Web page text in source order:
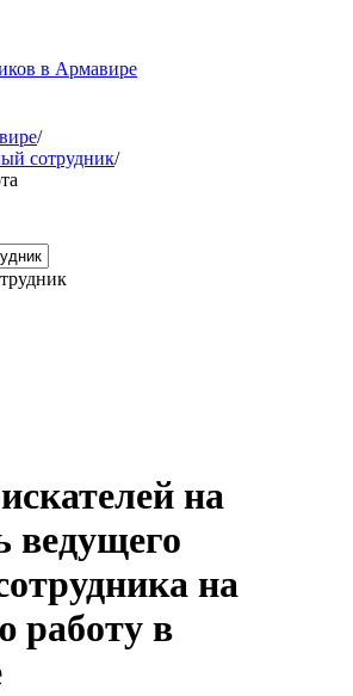
в Армавире
/
сотрудник/
на
ведущего
на
работу в